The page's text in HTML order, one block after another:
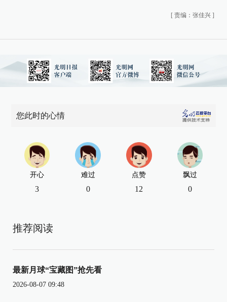
[ 责编：张佳兴 ]
您此时的心情
开心
3
难过
0
点赞
12
飘过
0
推荐阅读
最新月球“宝藏图”抢先看
2026-08-07 09:48